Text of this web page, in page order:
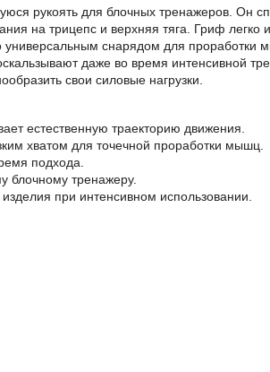
рукоять для блочных тренажеров. Он
на трицепс и верхняя тяга. Гриф легко
снарядом для проработки
даже во время интенсивной
свои силовые нагрузки.
естественную траекторию движения.
хватом для точечной проработки мышц.
подхода.
блочному тренажеру.
при интенсивном использовании.